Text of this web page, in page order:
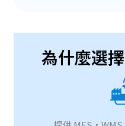
為什麼選